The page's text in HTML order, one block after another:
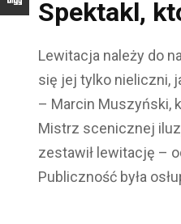
Spektakl,
Lewitacja należy do
się jej tylko nieliczni,
– Marcin Muszyński,
Mistrz scenicznej
zestawił lewitację –
Publiczność była